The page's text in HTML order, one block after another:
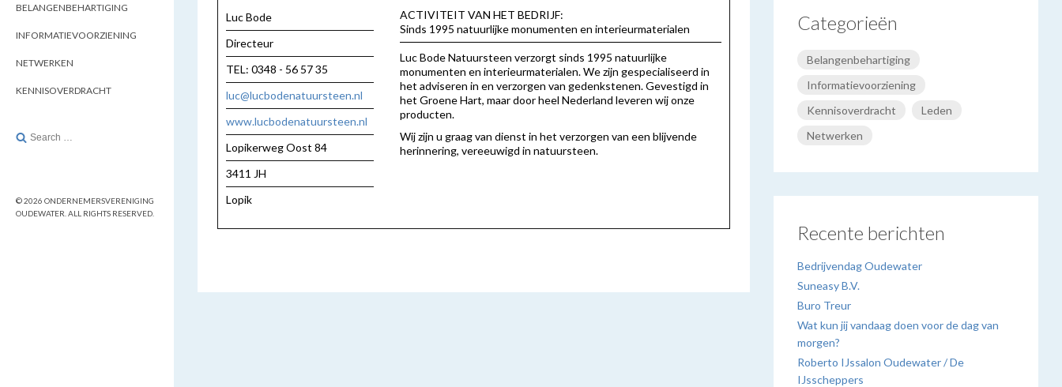
BELANGENBEHARTIGING
INFORMATIEVOORZIENING
NETWERKEN
KENNISOVERDRACHT
Search
© 2026 ONDERNEMERSVERENIGING
OUDEWATER. ALL RIGHTS RESERVED.
Luc Bode
Directeur
TEL: 0348 - 56 57 35
luc@lucbodenatuursteen.nl
www.lucbodenatuursteen.nl
Lopikerweg Oost 84
3411 JH
Lopik
ACTIVITEIT VAN HET BEDRIJF:
Sinds 1995 natuurlijke monumenten en interieurmaterialen
Luc Bode Natuursteen verzorgt sinds 1995 natuurlijke
monumenten en interieurmaterialen. We zijn gespecialiseerd in
het adviseren in en verzorgen van gedenkstenen. Gevestigd in
het Groene Hart, maar door heel Nederland leveren wij onze
producten.
Wij zijn u graag van dienst in het verzorgen van een blijvende
herinnering, vereeuwigd in natuursteen.
Categorieën
Belangenbehartiging
Informatievoorziening
Kennisoverdracht
Leden
Netwerken
Recente berichten
Bedrijvendag Oudewater
Suneasy B.V.
Buro Treur
Wat kun jij vandaag doen voor de dag van
morgen?
Roberto IJssalon Oudewater / De
IJsscheppers